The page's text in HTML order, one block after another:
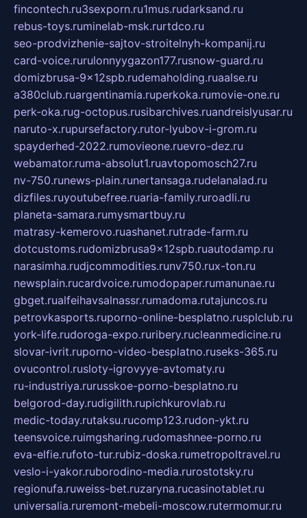
fincontech.ru3sexporn.ru1mus.rudarksand.ru
rebus-toys.ruminelab-msk.rurtdco.ru
seo-prodvizhenie-sajtov-stroitelnyh-kompanij.ru
card-voice.rurulonnyygazon177.rusnow-guard.ru
domizbrusa-9x12spb.rudemaholding.ruaalse.ru
a380club.ruargentinamia.ruperkoka.rumovie-one.ru
perk-oka.rug-octopus.rusibarchives.ruandreislyusar.ru
naruto-x.rupursefactory.rutor-lyubov-i-grom.ru
spayderhed-2022.rumovieone.ruevro-dez.ru
webamator.ruma-absolut1.ruavtopomosch27.ru
nv-750.runews-plain.runertansaga.rudelanalad.ru
dizfiles.ruyoutubefree.ruaria-family.ruroadli.ru
planeta-samara.rumysmartbuy.ru
matrasy-kemerovo.ruashanet.rutrade-farm.ru
dotcustoms.rudomizbrusa9x12spb.ruautodamp.ru
narasimha.rudjcommodities.runv750.rux-ton.ru
newsplain.rucardvoice.rumodopaper.rumanunae.ru
gbget.rualfeihavsalnassr.rumadoma.rutajuncos.ru
petrovkasports.ruporno-online-besplatno.rusplclub.ru
york-life.rudoroga-expo.ruribery.rucleanmedicine.ru
slovar-ivrit.ruporno-video-besplatno.ruseks-365.ru
ovucontrol.rusloty-igrovyye-avtomaty.ru
ru-industriya.rurusskoe-porno-besplatno.ru
belgorod-day.rudigilith.rupichkurovlab.ru
medic-today.rutaksu.rucomp123.rudon-ykt.ru
teensvoice.ruimgsharing.rudomashnee-porno.ru
eva-elfie.rufoto-tur.rubiz-doska.rumetropoltravel.ru
veslo-i-yakor.ruborodino-media.rurostotsky.ru
regionufa.ruweiss-bet.ruzaryna.rucasinotablet.ru
universalia.ruremont-mebeli-moscow.rutermomur.ru